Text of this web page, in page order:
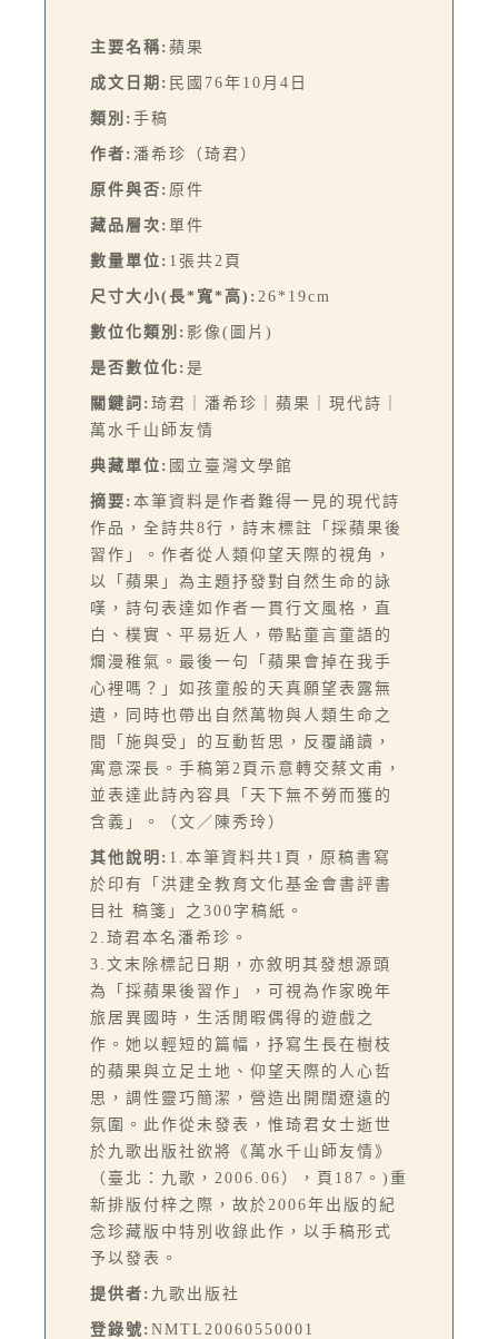
主要名稱: 蘋果
成文日期: 民國76年10月4日
類別: 手稿
作者: 潘希珍（琦君）
原件與否: 原件
藏品層次: 單件
數量單位: 1張共2頁
尺寸大小(長*寬*高): 26*19cm
數位化類別: 影像(圖片)
是否數位化: 是
關鍵詞: 琦君｜潘希珍｜蘋果｜現代詩｜
萬水千山師友情
典藏單位: 國立臺灣文學館
摘要: 本筆資料是作者難得一見的現代詩
作品，全詩共8行，詩末標註「採蘋果後
習作」。作者從人類仰望天際的視角，
以「蘋果」為主題抒發對自然生命的詠
嘆，詩句表達如作者一貫行文風格，直
白、樸實、平易近人，帶點童言童語的
爛漫稚氣。最後一句「蘋果會掉在我手
心裡嗎？」如孩童般的天真願望表露無
遺，同時也帶出自然萬物與人類生命之
間「施與受」的互動哲思，反覆誦讀，
寓意深長。手稿第2頁示意轉交蔡文甫，
並表達此詩內容具「天下無不勞而獲的
含義」。（文／陳秀玲）
其他說明: 1.本筆資料共1頁，原稿書寫
於印有「洪建全教育文化基金會書評書
目社 稿箋」之300字稿紙。
2.琦君本名潘希珍。
3.文末除標記日期，亦敘明其發想源頭
為「採蘋果後習作」，可視為作家晚年
旅居異國時，生活閒暇偶得的遊戲之
作。她以輕短的篇幅，抒寫生長在樹枝
的蘋果與立足土地、仰望天際的人心哲
思，調性靈巧簡潔，營造出開闊遼遠的
氛圍。此作從未發表，惟琦君女士逝世
於九歌出版社欲將《萬水千山師友情》
（臺北：九歌，2006.06），頁187。)重
新排版付梓之際，故於2006年出版的紀
念珍藏版中特別收錄此作，以手稿形式
予以發表。
提供者: 九歌出版社
登錄號: NMTL20060550001